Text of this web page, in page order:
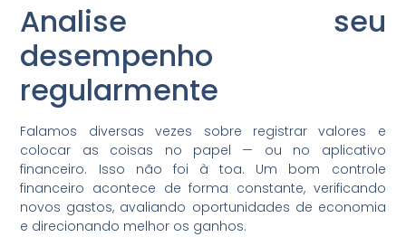
Analise seu
desempenho
regularmente
Falamos diversas vezes sobre registrar valores e
colocar as coisas no papel — ou no aplicativo
financeiro. Isso não foi à toa. Um bom controle
financeiro acontece de forma constante, verificando
novos gastos, avaliando oportunidades de economia
e direcionando melhor os ganhos.